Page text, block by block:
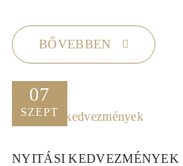
BŐVEBBEN
07
SZEPT
NYITÁSI KEDVEZMÉNYEK